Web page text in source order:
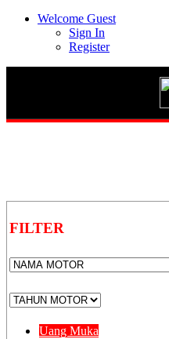
Welcome Guest
Sign In
Register
FILTER
Uang Muka